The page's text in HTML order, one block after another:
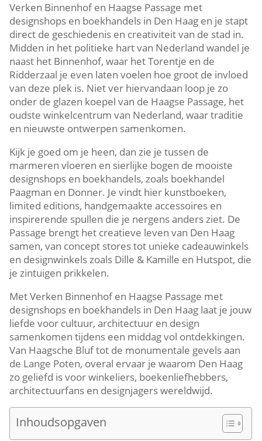
Verken Binnenhof en Haagse Passage met
designshops en boekhandels in Den Haag en je stapt
direct de geschiedenis en creativiteit van de stad in.​
Midden in het politieke hart van Nederland wandel je
naast het Binnenhof, waar het Torentje en de
Ridderzaal je even laten voelen hoe groot de invloed
van deze plek is.​ Niet ver hiervandaan loop je zo
onder de glazen koepel van de Haagse Passage, het
oudste winkelcentrum van Nederland, waar traditie
en nieuwste ontwerpen samenkomen.​
Kijk je goed om je heen, dan zie je tussen de
marmeren vloeren en sierlijke bogen de mooiste
designshops en boekhandels, zoals boekhandel
Paagman en Donner.​ Je vindt hier kunstboeken,
limited editions, handgemaakte accessoires en
inspirerende spullen die je nergens anders ziet.​ De
Passage brengt het creatieve leven van Den Haag
samen, van concept stores tot unieke cadeauwinkels
en designwinkels zoals Dille & Kamille en Hutspot, die
je zintuigen prikkelen.​
Met Verken Binnenhof en Haagse Passage met
designshops en boekhandels in Den Haag laat je jouw
liefde voor cultuur, architectuur en design
samenkomen tijdens een middag vol ontdekkingen.​
Van Haagsche Bluf tot de monumentale gevels aan
de Lange Poten, overal ervaar je waarom Den Haag
zo geliefd is voor winkeliers, boekenliefhebbers,
architectuurfans en designjagers wereldwijd.​
Inhoudsopgaven